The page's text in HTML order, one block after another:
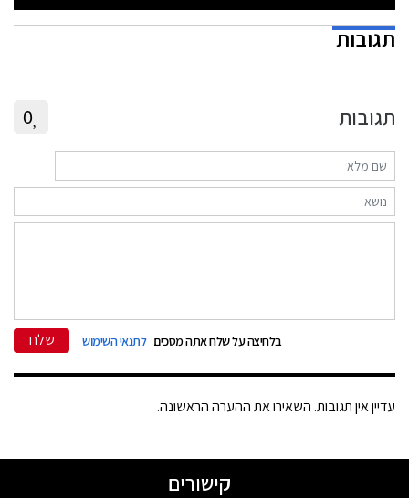
תגובות
תגובות 0
בלחיצה על שלח אתה מסכים לתנאי השימוש שלח
עדיין אין תגובות. השאירו את ההערה הראשונה.
קישורים